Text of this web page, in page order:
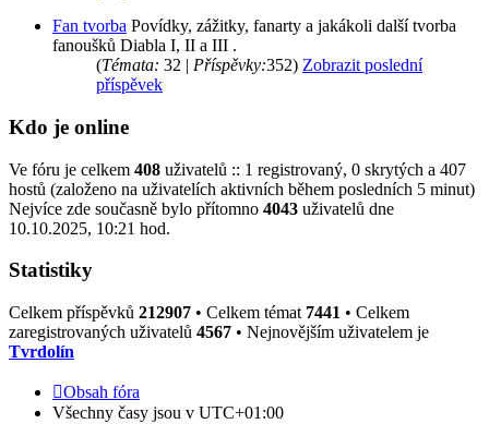
Fan tvorba Povídky, zážitky, fanarty a jakákoli další tvorba
fanoušků Diabla I, II a III .
(Témata: 32 | Příspěvky:352) Zobrazit poslední
příspěvek
Kdo je online
Ve fóru je celkem 408 uživatelů :: 1 registrovaný, 0 skrytých a 407
hostů (založeno na uživatelích aktivních během posledních 5 minut)
Nejvíce zde současně bylo přítomno 4043 uživatelů dne
10.10.2025, 10:21 hod.
Statistiky
Celkem příspěvků 212907 • Celkem témat 7441 • Celkem
zaregistrovaných uživatelů 4567 • Nejnovějším uživatelem je
Tvrdolín
Obsah fóra
Všechny časy jsou v UTC+01:00